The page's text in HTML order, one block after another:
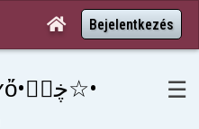
 Bejelentkezés
•☆ڿڰۣ•ʏὄ•ڿڰۣ☆• ☰